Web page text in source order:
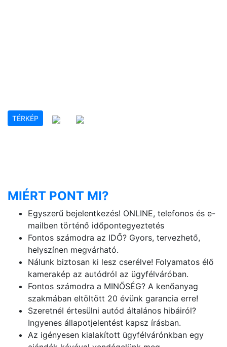
TÉRKÉP
MIÉRT PONT MI?
Egyszerű bejelentkezés! ONLINE, telefonos és e-
mailben történő időpontegyeztetés
Fontos számodra az IDŐ? Gyors, tervezhető,
helyszínen megvárható.
Nálunk biztosan ki lesz cserélve! Folyamatos élő
kamerakép az autódról az ügyfélváróban.
Fontos számodra a MINŐSÉG? A kenőanyag
szakmában eltöltött 20 évünk garancia erre!
SzeretnéI értesülni autód általános hibáiról?
Ingyenes állapotjelentést kapsz írásban.
Az igényesen kialakított ügyfélvárónkban egy